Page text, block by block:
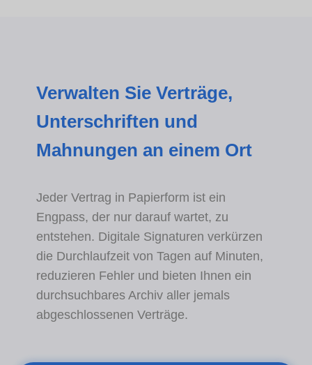
Verwalten Sie Verträge,
Unterschriften und
Mahnungen an einem Ort
Jeder Vertrag in Papierform ist ein
Engpass, der nur darauf wartet, zu
entstehen. Digitale Signaturen verkürzen
die Durchlaufzeit von Tagen auf Minuten,
reduzieren Fehler und bieten Ihnen ein
durchsuchbares Archiv aller jemals
abgeschlossenen Verträge.